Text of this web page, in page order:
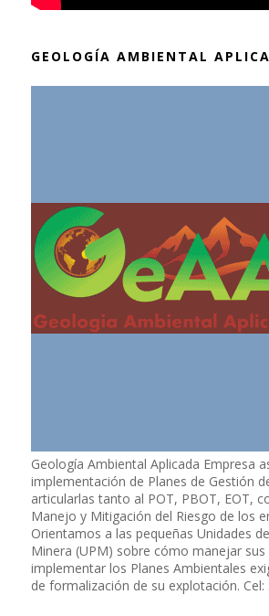
GEOLOGÍA AMBIENTAL
Geología Ambiental Aplicada Empresa
implementación de Planes de Gestión
articularlas tanto al POT, PBOT, EOT,
Manejo y Mitigación del Riesgo de los
Orientamos a las pequeñas Unidades
Minera (UPM) sobre cómo manejar sus
implementar los Planes Ambientales
de formalización de su explotación. Cel: